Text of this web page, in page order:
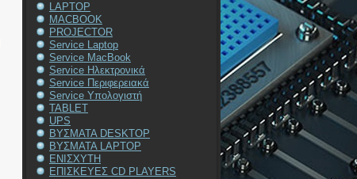
LAPTOP
MACBOOK
PROJECTOR
Service Laptop
Service MacBook
Service Ηλεκτρονικά
Service Περιφερειακά
Service Υπολογιστή
TABLET
UPS
ΒΥΣΜΑΤΑ DESKTOP
ΒΥΣΜΑΤΑ LAPTOP
ΕΝΙΣΧΥΤΗ
ΕΠΙΣΚΕΥΕΣ CD PLAYERS